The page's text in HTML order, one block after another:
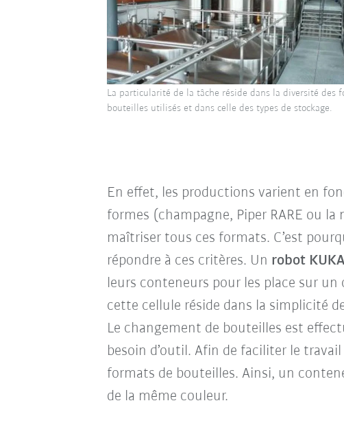
La particularité de la tâche réside dans la diversité des
bouteilles utilisés et dans celle des types de stockage.
En effet, les productions varient en
formes (champagne, Piper RARE ou
maîtriser tous ces formats. C’est
répondre à ces critères. Un robot
leurs conteneurs pour les place sur un
cette cellule réside dans la simplicité
Le changement de bouteilles est
besoin d’outil. Afin de faciliter le
formats de bouteilles. Ainsi, un
de la même couleur.